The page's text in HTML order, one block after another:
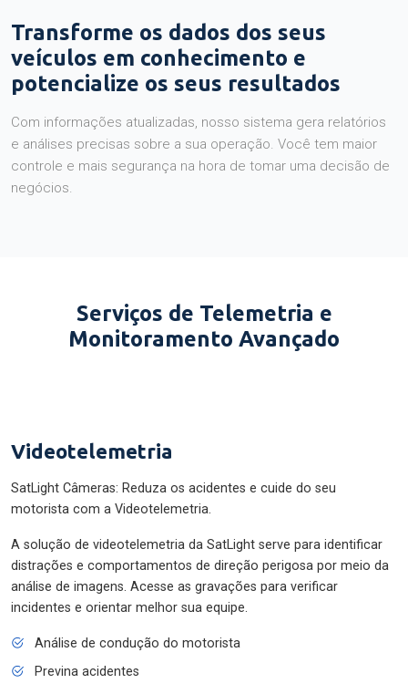
Transforme os dados dos seus
veículos em conhecimento e
potencialize os seus resultados
Com informações atualizadas, nosso sistema gera relatórios
e análises precisas sobre a sua operação. Você tem maior
controle e mais segurança na hora de tomar uma decisão de
negócios.
Serviços de Telemetria e
Monitoramento Avançado
Videotelemetria
SatLight Câmeras: Reduza os acidentes e cuide do seu
motorista com a Videotelemetria.
A solução de videotelemetria da SatLight serve para identificar
distrações e comportamentos de direção perigosa por meio da
análise de imagens. Acesse as gravações para verificar
incidentes e orientar melhor sua equipe.
Análise de condução do motorista
Previna acidentes